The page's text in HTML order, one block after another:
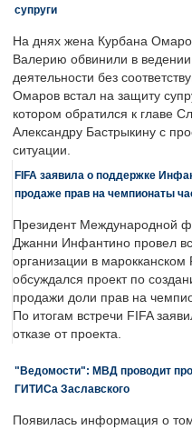
супруги
На днях жена Курбана
Валерию обвинили в ведении
деятельности без
Омаров встал на защиту
котором обратился к главе
Александру Бастрыкину с
ситуации.
FIFA заявила о поддержке
продаже прав на чемпионаты
Президент Международной
Джанни Инфантино провел
организации в
обсуждался проект по
продажи доли прав на
По итогам встречи FIFA
отказе от проекта.
"Ведомости": МВД проводит
ГИТИСа Заславского
Появилась информация о